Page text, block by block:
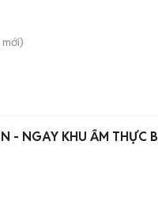
mới)
- NGAY KHU ẨM THỰC